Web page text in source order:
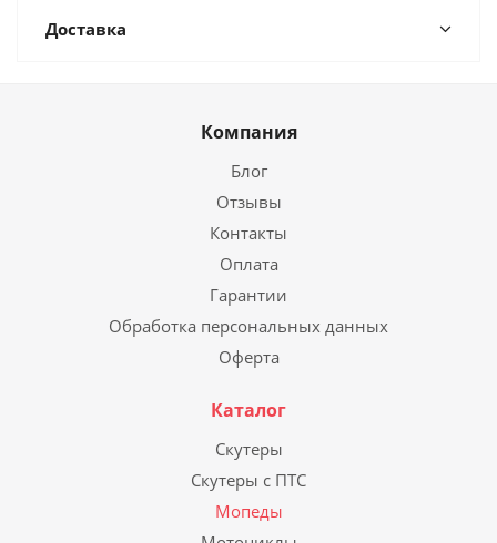
Доставка
Компания
Блог
Отзывы
Контакты
Оплата
Гарантии
Обработка персональных данных
Оферта
Каталог
Скутеры
Скутеры с ПТС
Мопеды